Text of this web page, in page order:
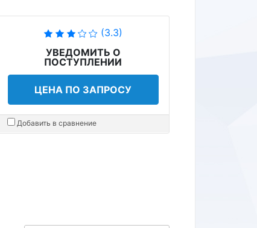
(3.3)
УВЕДОМИТЬ О
ПОСТУПЛЕНИИ
ЦЕНА ПО ЗАПРОСУ
Добавить в сравнение